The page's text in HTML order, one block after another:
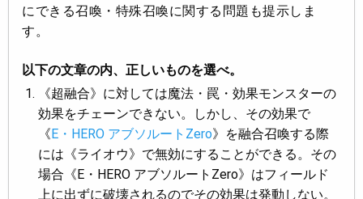
にできる召喚・特殊召喚に関する問題も提示しま
す。
以下の文章の内、正しいものを選べ。
《超融合》に対しては魔法・罠・効果モンスターの
効果をチェーンできない。しかし、その効果で
《 E・HERO アブソルートZero》を融合召喚する際
には《ライオウ》で無効にすることができる。その
場合《E・HERO アブソルートZero》はフィールド
上に出ずに破壊されるのでその効果は発動しない。